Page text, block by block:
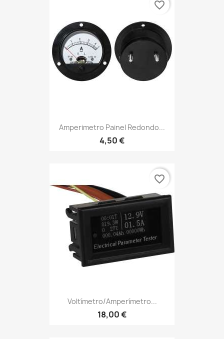
Amperimetro Painel Redondo...
4,50 €
favorite_border
Voltímetro/Amperímetro...
18,00 €
favorite_border